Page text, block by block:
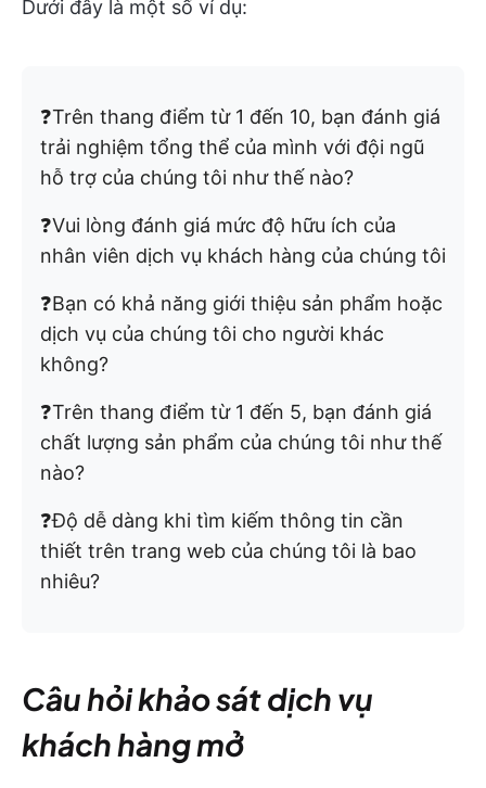
Dưới đây là một số ví dụ:
❓Trên thang điểm từ 1 đến 10, bạn đánh giá
trải nghiệm tổng thể của mình với đội ngũ
hỗ trợ của chúng tôi như thế nào?
❓Vui lòng đánh giá mức độ hữu ích của
nhân viên dịch vụ khách hàng của chúng tôi
❓Bạn có khả năng giới thiệu sản phẩm hoặc
dịch vụ của chúng tôi cho người khác
không?
❓Trên thang điểm từ 1 đến 5, bạn đánh giá
chất lượng sản phẩm của chúng tôi như thế
nào?
❓Độ dễ dàng khi tìm kiếm thông tin cần
thiết trên trang web của chúng tôi là bao
nhiêu?
Câu hỏi khảo sát dịch vụ
khách hàng mở